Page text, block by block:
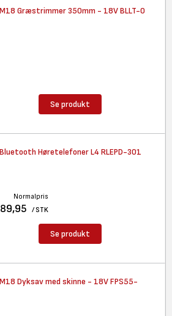
Græstrimmer350mm - 18V BLLT-0
Se produkt
Høretelefoner L4 RLEPD-301
Normalpris
/ STK
Se produkt
Dyksav med skinne - 18V FPS55-